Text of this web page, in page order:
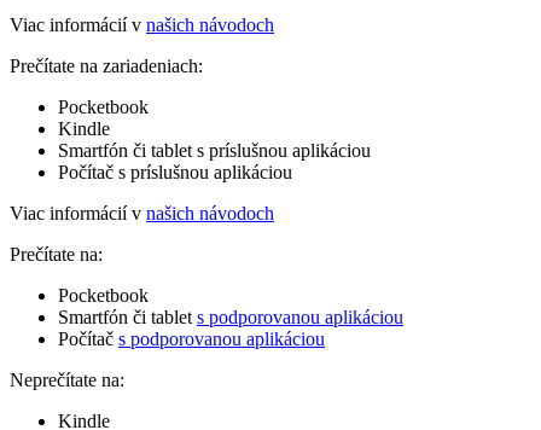
Viac informácií v našich návodoch
Prečítate na zariadeniach:
Pocketbook
Kindle
Smartfón či tablet s príslušnou aplikáciou
Počítač s príslušnou aplikáciou
Viac informácií v našich návodoch
Prečítate na:
Pocketbook
Smartfón či tablet s podporovanou aplikáciou
Počítač s podporovanou aplikáciou
Neprečítate na:
Kindle